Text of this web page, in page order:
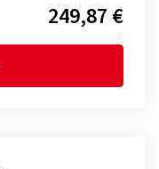
249,87 €